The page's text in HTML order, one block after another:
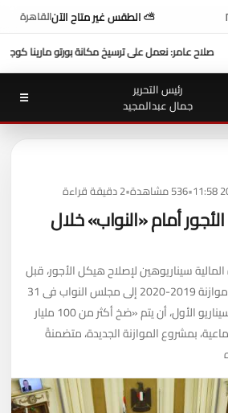
⛅ الطقس غير متاح الآنالقاهرة
للتيسيرعزاء واجب ..متكاملة لسياحة اليخوت في مصر
رئيس التحرير
جمال عبدالمجيد
☰
•536 مشاهدة •2 دقيقة قراءة
أمام «النواب» خلال
سيناريوهين لإصلاح هيكل الأجور، قبل
أيام من إرسالها مشروع موازنة 2019-2020 إلى مجلس النواب فى 31
مارس الجارى. يتضمن السيناريو الأول، أن يتم «ضخ أكثر من 100 مليار
بمشروع الموازنة الجديدة، متضمنةً